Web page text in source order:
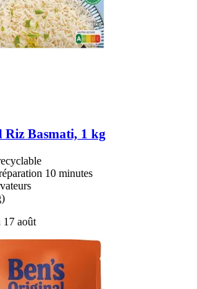
Riz Basmati, 1 kg
10 minutes
17 août